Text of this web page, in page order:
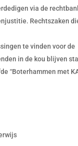
via de
Rechtszaken
te vinden voor de
in de kou blijven
“Boterhammen met